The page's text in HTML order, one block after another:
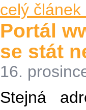
celý článek
Portál
se stát
16.
Stejná